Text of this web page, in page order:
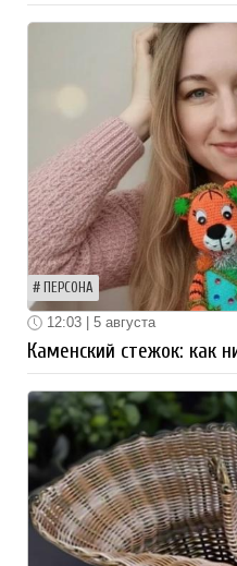
ПЕРСОНА
12:03 | 5 августа
Каменский стежок: как